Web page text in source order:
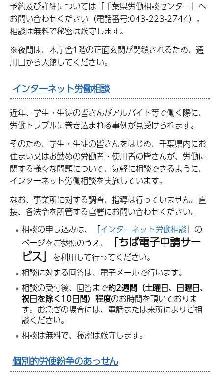
予約及び詳細については「千葉県労働相談センター」へ
お問い合わせください（電話番号:043-223-2744）。
相談は無料で秘密は厳守します。
※夜間は、本庁舎1階の正面玄関が閉鎖されるため、通
用口から入館してください。
インターネット労働相談
近年、学生・生徒の皆さんがアルバイト等で働く際に、
労働トラブルに巻き込まれる事例が見受けられます。
そのため、学生・生徒の皆さんをはじめ、千葉県内にお
住まい又はお勤めの労働者・使用者の皆さんが、労働に
関する様々な問題について、気軽に相談できるように、
インターネット労働相談を実施しています。
なお、事業所に対する調査、指導は行っていません。直
接、各法令を所管する官署にお問い合わせください。
相談の申し込みは、「インターネット労働相談」の
ページをご参照のうえ、
「ちば電子申請サー
ビス」 を利用して行ってください。
相談に対する回答は、電子メールで行います。
相談の受付後、回答まで約2週間（土曜日、日曜日、
祝日を除く10日間）程度のお時間を頂いておりま
す。お急ぎの場合には、電話または来所によりご相
談ください。
相談は無料で、秘密は厳守します。
個別的労使紛争のあっせん